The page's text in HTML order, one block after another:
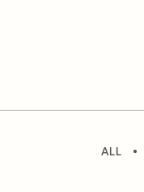
ALL •